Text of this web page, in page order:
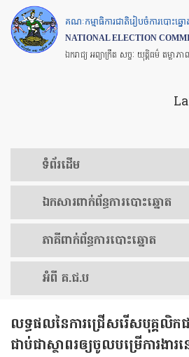
Skip
to
main
គណៈកម្មាធិការជាតិរៀបចំការបោះឆ្
NATIONAL ELECTION
ឯករាជ្យ អព្យាក្រឹត សច្ចៈ យុត្តិធម៌ តម្លាភាព
ទំព័រ​ដើម
ឯកសារ​ពាក់ព័ន្ធ​ការ​បោះឆ្នោត
​ភាគីពាក់ព័ន្ធ​​ការ​បោះឆ្នោត
អំពី គ.ជ.ប
លទ្ធផលនៃការជ្រើសរើសបុគ្គលិក
ជាប់​ជា​ស្ថាពរ​ឲ្យ​ចូល​បម្រើការ​ងា